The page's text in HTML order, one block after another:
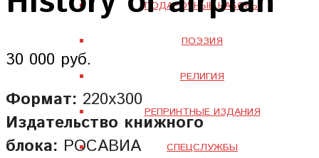
ПОДАРОЧНЫЕ НАБОРЫ
ПОЭЗИЯ
РЕЛИГИЯ
РЕПРИНТНЫЕ ИЗДАНИЯ
СПЕЦСЛУЖБЫ
30 000 руб.
Формат: 220х300
Издательство книжного
блока: РОСАВИА